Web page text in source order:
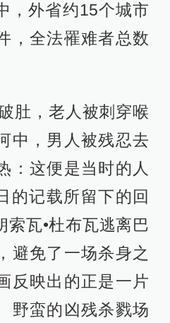
，外省约15个城市
，全法罹难者总数
，老人被刺穿喉
中，男人被残忍去
：这便是当时的人
的记载所留下的回
索瓦•杜布瓦逃离巴
避免了一场杀身之
反映出的正是一片
野蛮的凶残杀戮场